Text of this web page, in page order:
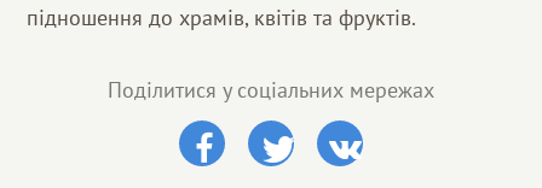
підношення до храмів, квітів та фруктів.
Поділитися у соціальних мережах